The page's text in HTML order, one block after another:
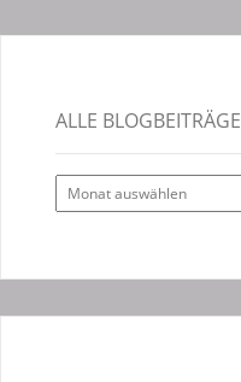
ALLE BLOGBEITRÄGE
Alle
Blogbeiträge